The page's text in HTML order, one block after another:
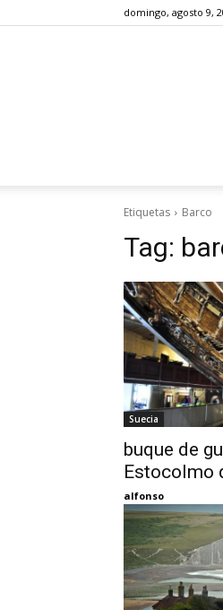
domingo, agosto 9,
Etiquetas Barco
Tag:
Suecia
buque de
Estocolmo
alfonso